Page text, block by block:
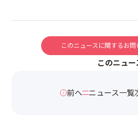
このニュースに関するお問
このニュ
前へ ニュース一覧